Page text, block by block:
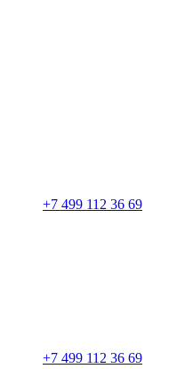
+7 499 112 36 69
+7 499 112 36 69